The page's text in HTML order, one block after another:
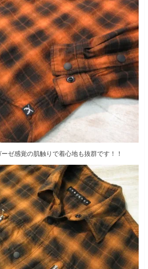
ゼ感覚の肌触りで着心地も抜群です！！